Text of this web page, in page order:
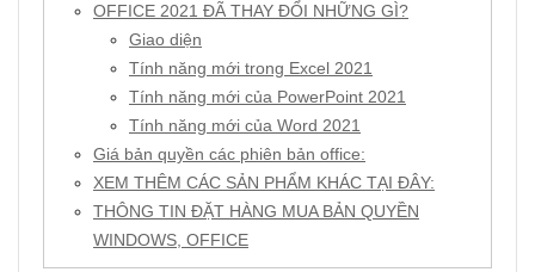
OFFICE 2021 ĐÃ THAY ĐỔI NHỮNG GÌ?
Giao diện
Tính năng mới trong Excel 2021
Tính năng mới của PowerPoint 2021
Tính năng mới của Word 2021
Giá bản quyền các phiên bản office:
XEM THÊM CÁC SẢN PHẨM KHÁC TẠI ĐÂY:
THÔNG TIN ĐẶT HÀNG MUA BẢN QUYỀN
WINDOWS, OFFICE